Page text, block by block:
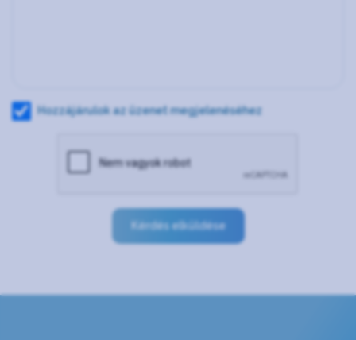
Hozzájárulok az üzenet megjelenéséhez
Kérdés elküldése